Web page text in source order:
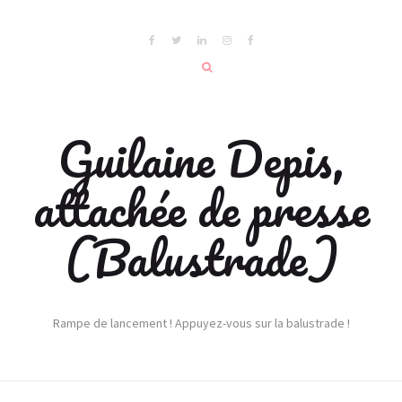
Guilaine Depis,
attachée de presse
(Balustrade)
Rampe de lancement ! Appuyez-vous sur la balustrade !